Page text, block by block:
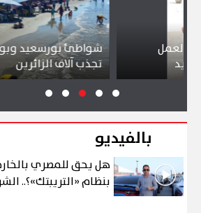
شواطئ بورسعيد وبورفؤاد
تجذب آلاف الزائرين
بالفيديو
هل يحق للمصري
بنظام «التريبتك»؟..